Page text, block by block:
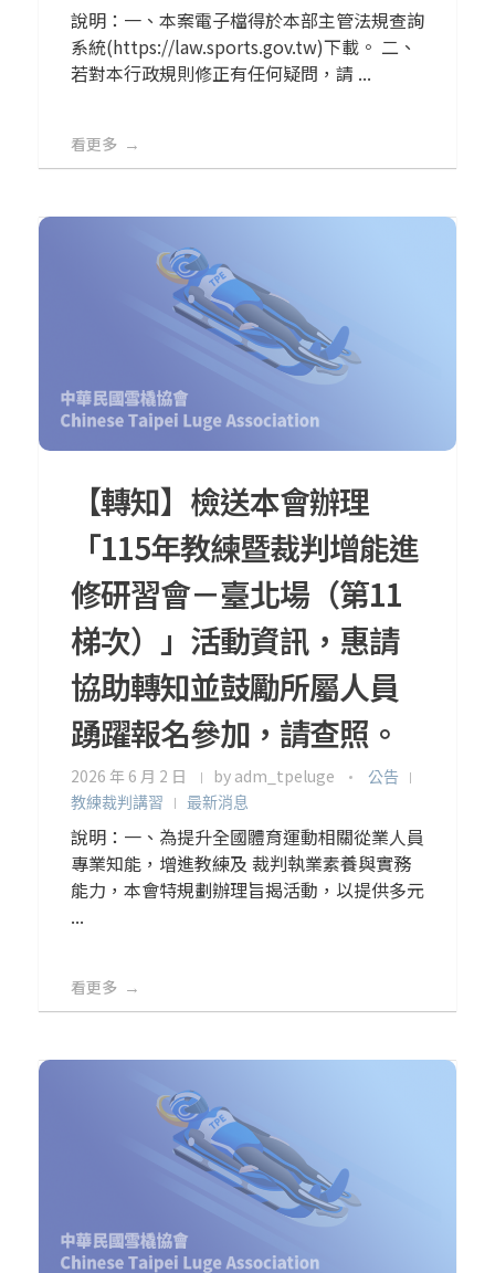
說明：一、本案電子檔得於本部主管法規查詢
系統(https://law.sports.gov.tw)下載。 二、
若對本行政規則修正有任何疑問，請 ...
看更多
【轉知】檢送本會辦理
「115年教練暨裁判增能進
修研習會－臺北場（第11
梯次）」活動資訊，惠請
協助轉知並鼓勵所屬人員
踴躍報名參加，請查照。
2026 年 6 月 2 日 by adm_tpeluge
公告
教練裁判講習
最新消息
說明：一、為提升全國體育運動相關從業人員
專業知能，增進教練及 裁判執業素養與實務
能力，本會特規劃辦理旨揭活動，以提供多元
...
看更多